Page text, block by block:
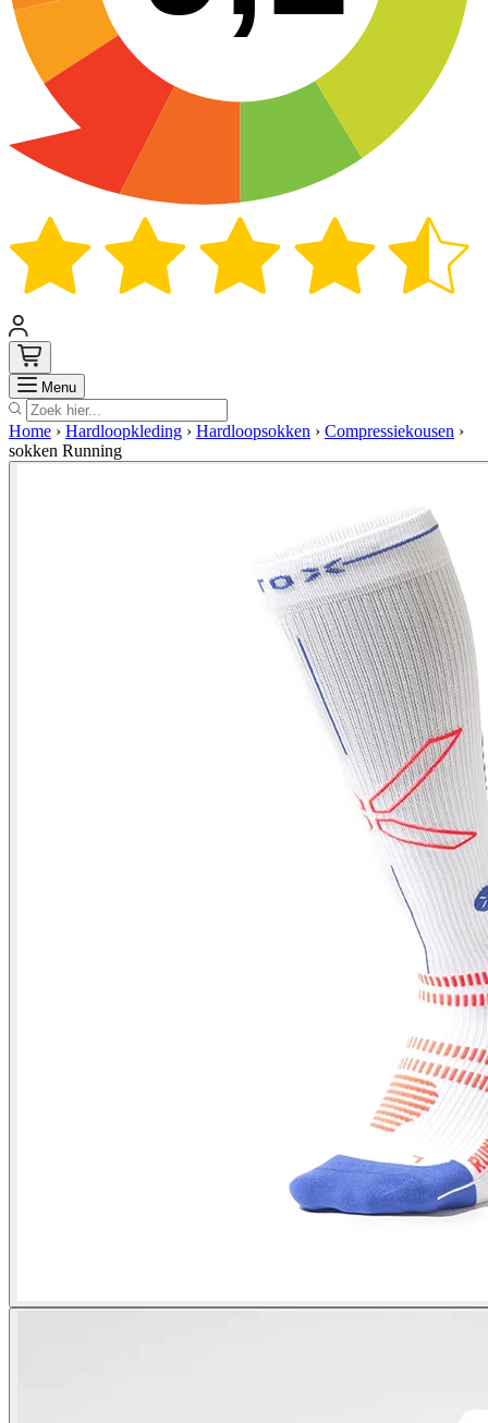
Menu Zoek
Home › Hardloopkleding › Hardloopsokken › Compressiekousen ›
sokken Running